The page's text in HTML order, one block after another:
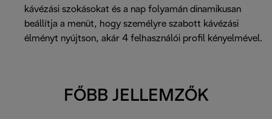
kávézási szokásokat és a nap folyamán dinamikusan
beállítja a menüt, hogy személyre szabott kávézási
élményt nyújtson, akár 4 felhasználói profil kényelmével.
FŐBB JELLEMZŐK